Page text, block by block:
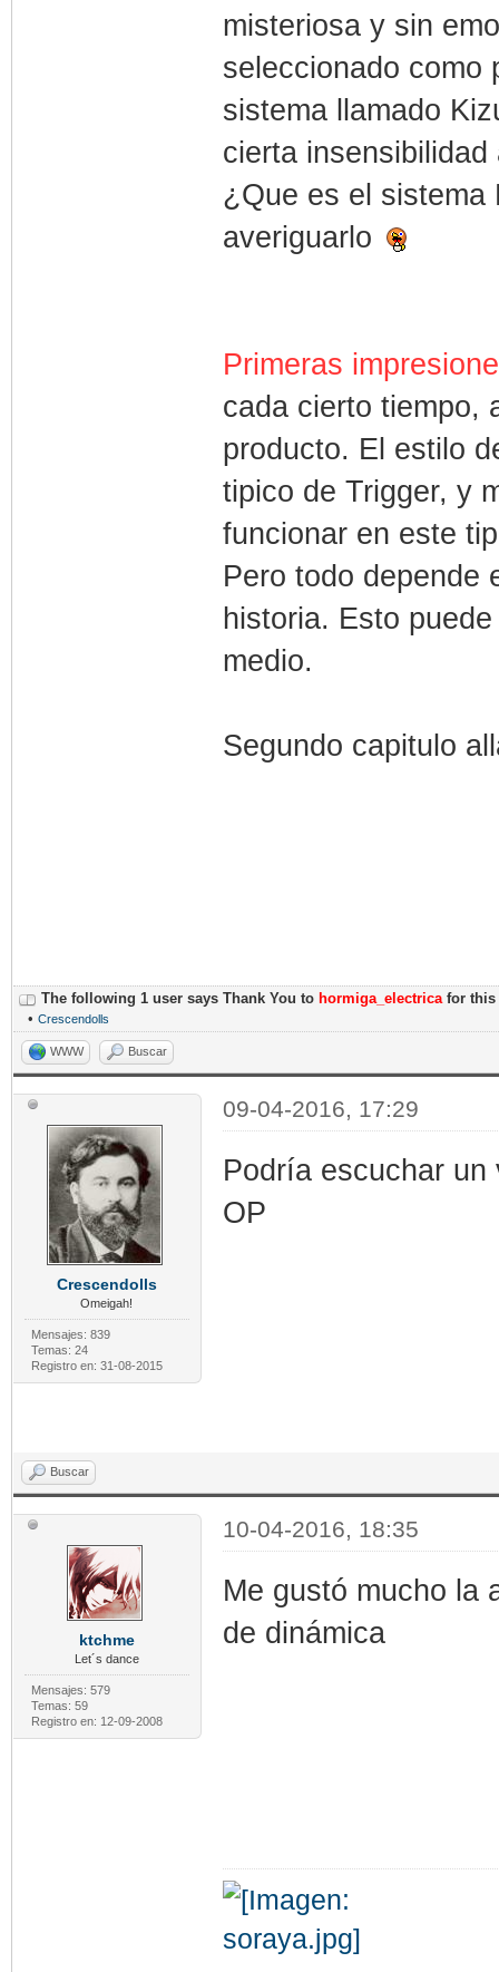
misteriosa y sin
seleccionado como
sistema llamado
cierta
¿Que es el sistema
averiguarlo
Primeras
cada cierto tiempo,
producto. El estilo
tipico de Trigger, y
funcionar en este
Pero todo depende
historia. Esto
medio.
Segundo capitulo
The following 1 user says Thank You to hormiga_electricafor this
• Crescendolls
WWW Buscar
Crescendolls
Omeigah!
Mensajes: 839
Temas: 24
Registro en: 31-08-2015
09-04-2016, 17:29
Podría escuchar
OP
Buscar
ktchme
Let´s dance
Mensajes: 579
Temas: 59
Registro en: 12-09-2008
10-04-2016, 18:35
Me gustó mucho la
de dinámica